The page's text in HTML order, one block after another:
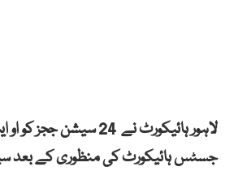
لاہور ہائیکورٹ نے 24
جسٹس ہائیکورٹ کی منظوری کے بعد